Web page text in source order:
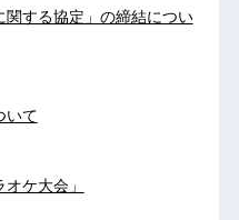
する協定」の締結につい
いて
ケ大会」